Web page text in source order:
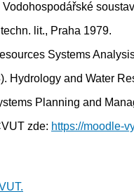
lit., Praha 1979.
Systems
Hydrology and Water
Planning and
zde: https://moodle-